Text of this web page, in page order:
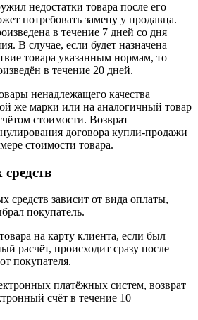
недостатки товара после его
потребовать замену у продавца.
в течение 7 дней со дня
В случае, если будет назначена
товара указанным нормам, то
в течение 20 дней.
ненадлежащего качества
же марки или на аналогичный товар
стоимости. Возврат
договора купли-продажи
стоимости товара.
средств зависит от вида оплаты,
покупатель.
на карту клиента, если был
расчёт, происходит сразу после
покупателя.
платёжных систем, возврат
счёт в течение 10